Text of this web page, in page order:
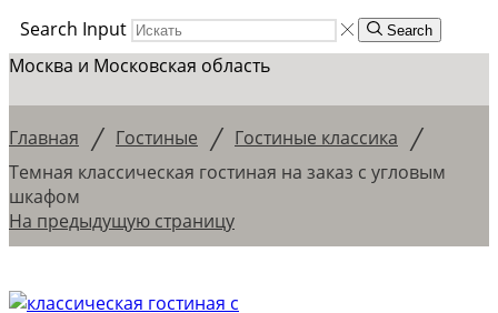
Search Input
Search
Москва и Московская область
Главная / Гостиные / Гостиные классика /
Темная классическая гостиная на заказ с угловым
шкафом
На предыдущую страницу